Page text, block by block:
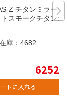
Z チタンミラーシ
スモークチタンオ
庫： 4682
6252
トに入れる